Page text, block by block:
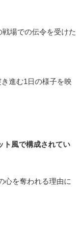
場での伝令を受けた
進む1日の様子を映
ト風で構成されてい
心を奪われる理由に